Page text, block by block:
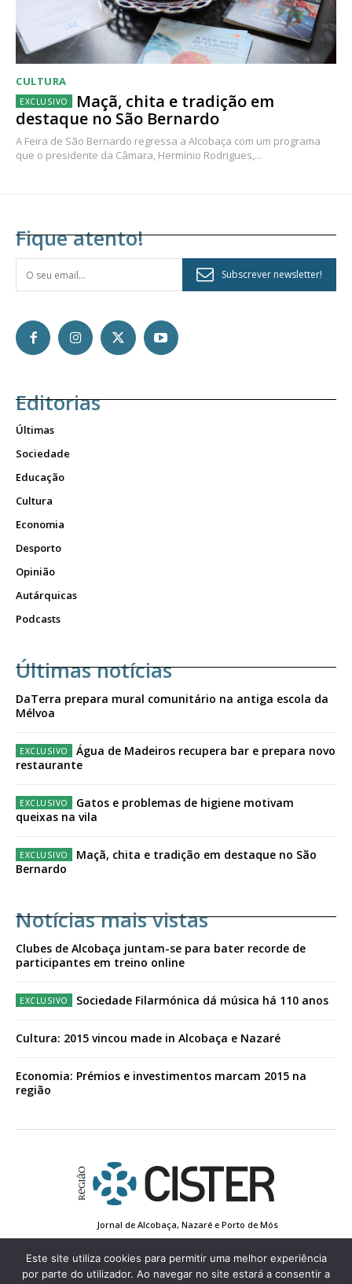
CULTURA
Maçã, chita e tradição em
destaque no São Bernardo
A Feira de São Bernardo regressa a Alcobaça com um programa
que o presidente da Câmara, Hermínio Rodrigues,...
Fique atento!
Subscrever newsletter!
Editorias
Últimas
Sociedade
Educação
Cultura
Economia
Desporto
Opinião
Autárquicas
Podcasts
Últimas notícias
DaTerra prepara mural comunitário na antiga escola da
Mélvoa
Água de Madeiros recupera bar e prepara novo
restaurante
Gatos e problemas de higiene motivam
queixas na vila
Maçã, chita e tradição em destaque no São
Bernardo
Notícias mais vistas
Clubes de Alcobaça juntam-se para bater recorde de
participantes em treino online
Sociedade Filarmónica dá música há 110 anos
Cultura: 2015 vincou made in Alcobaça e Nazaré
Economia: Prémios e investimentos marcam 2015 na
região
Jornal de Alcobaça, Nazaré e Porto de Mós
Conta de Registo
Edição Impressa
Este site utiliza cookies para permitir uma melhor experiência
por parte do utilizador. Ao navegar no site estará a consentir a